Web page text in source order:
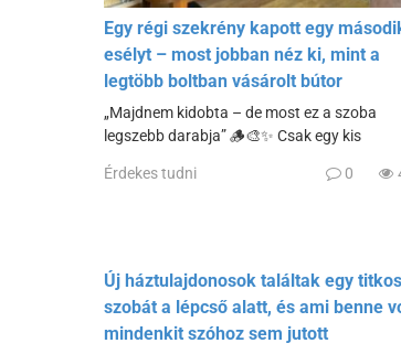
Egy régi szekrény kapott egy
esélyt – most jobban néz ki, mint a
legtöbb boltban vásárolt bútor
„Majdnem kidobta – de most ez a szoba
legszebb darabja” 🪵🎨✨ Csak egy kis
Érdekes tudni 0
Új háztulajdonosok találtak egy titkos
szobát a lépcső alatt, és ami benne
mindenkit szóhoz sem jutott